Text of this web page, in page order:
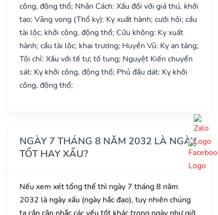
công, động thổ; Nhân Cách: Xấu đối với giá thú, khởi
tạo; Vãng vong (Thổ kỵ): Kỵ xuất hành; cưới hỏi; cầu
tài lộc; khởi công, động thổ; Cửu không: Kỵ xuất
hành; cầu tài lộc; khai trương; Huyền Vũ: Kỵ an táng;
Tội chỉ: Xấu với tế tự; tố tụng; Nguyệt Kiến chuyển
sát: Kỵ khởi công, động thổ; Phủ đầu dát: Kỵ khởi
công, động thổ;
NGÀY 7 THÁNG 8 NĂM 2032 LÀ NGÀY
TỐT HAY XẤU?
Nếu xem xét tổng thể thì ngày 7 tháng 8 năm
2032 là ngày xấu (ngày hắc đạo), tuy nhiên chúng